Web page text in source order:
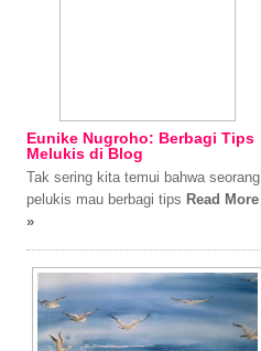
Eunike Nugroho: Berbagi Tips
Melukis di Blog
Tak sering kita temui bahwa seorang
pelukis mau berbagi tips Read More
»